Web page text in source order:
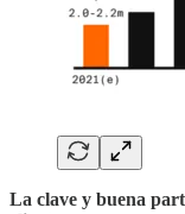
La clave y buena